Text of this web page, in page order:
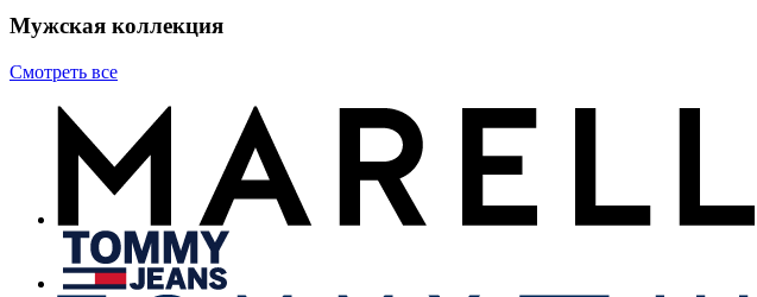
Мужская коллекция
Смотреть все